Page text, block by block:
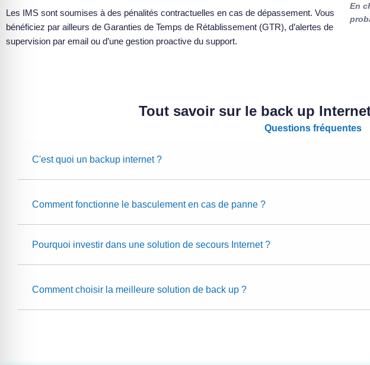
Les IMS sont soumises à des pénalités contractuelles en cas de dépassement. Vous
bénéficiez par ailleurs de Garanties de Temps de Rétablissement (GTR), d’alertes de
supervision par email ou d’une gestion proactive du support.
En
Tout savoir sur le back up
Questions fréquentes
C'est quoi un backup internet ?
Comment fonctionne le basculement en cas de panne ?
Pourquoi investir dans une solution de secours Internet ?
Comment choisir la meilleure solution de back up ?